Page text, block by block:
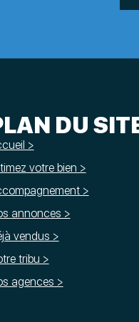
DU
>
votre bien >
>
annonces >
vendus >
tribu >
agences >